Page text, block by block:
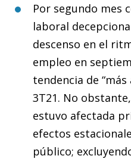
Por segundo mes
laboral
descenso en el
empleo en
tendencia de
3T21. No
estuvo afectada
efectos
público;